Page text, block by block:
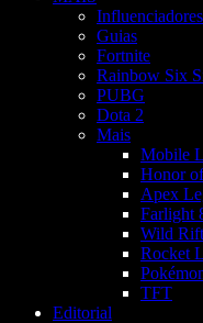
Influenciadores
Guias
Fortnite
Rainbow Six
PUBG
Dota 2
Mais
Mobile
Honor
Apex
Farlight
Wild
Rocket
TFT
Editorial